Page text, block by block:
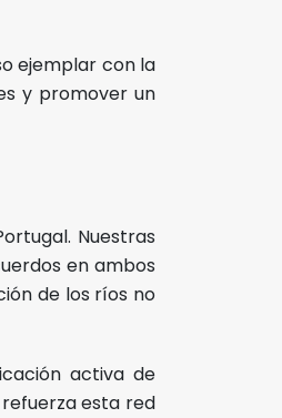
ejemplar con la
y promover un
Nuestras
en ambos
de los ríos no
activa de
esta red